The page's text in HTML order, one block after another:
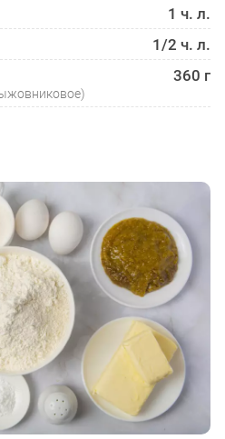
1 ч. л.
1/2 ч. л.
360 г